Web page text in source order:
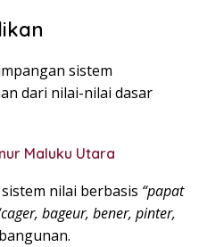
sistem
dari nilai-nilai dasar
Maluku Utara
nilai berbasis “papat
bageur, bener, pinter,